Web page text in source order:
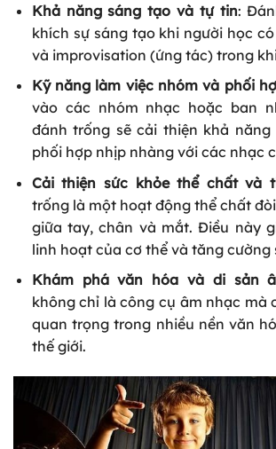
Khả năng sáng tạo và tự tin:
khích sự sáng tạo khi người học
và improvisation (ứng tác) trong
Kỹ năng làm việc nhóm và phối
vào các nhóm nhạc hoặc ban
đánh trống sẽ cải thiện khả năng
phối hợp nhịp nhàng với các nhạc
Cải thiện sức khỏe thể chất và
trống là một hoạt động thể chất
giữa tay, chân và mắt. Điều này
linh hoạt của cơ thể và tăng cường
Khám phá văn hóa và di sản
không chỉ là công cụ âm nhạc mà
quan trọng trong nhiều nền văn
thế giới.